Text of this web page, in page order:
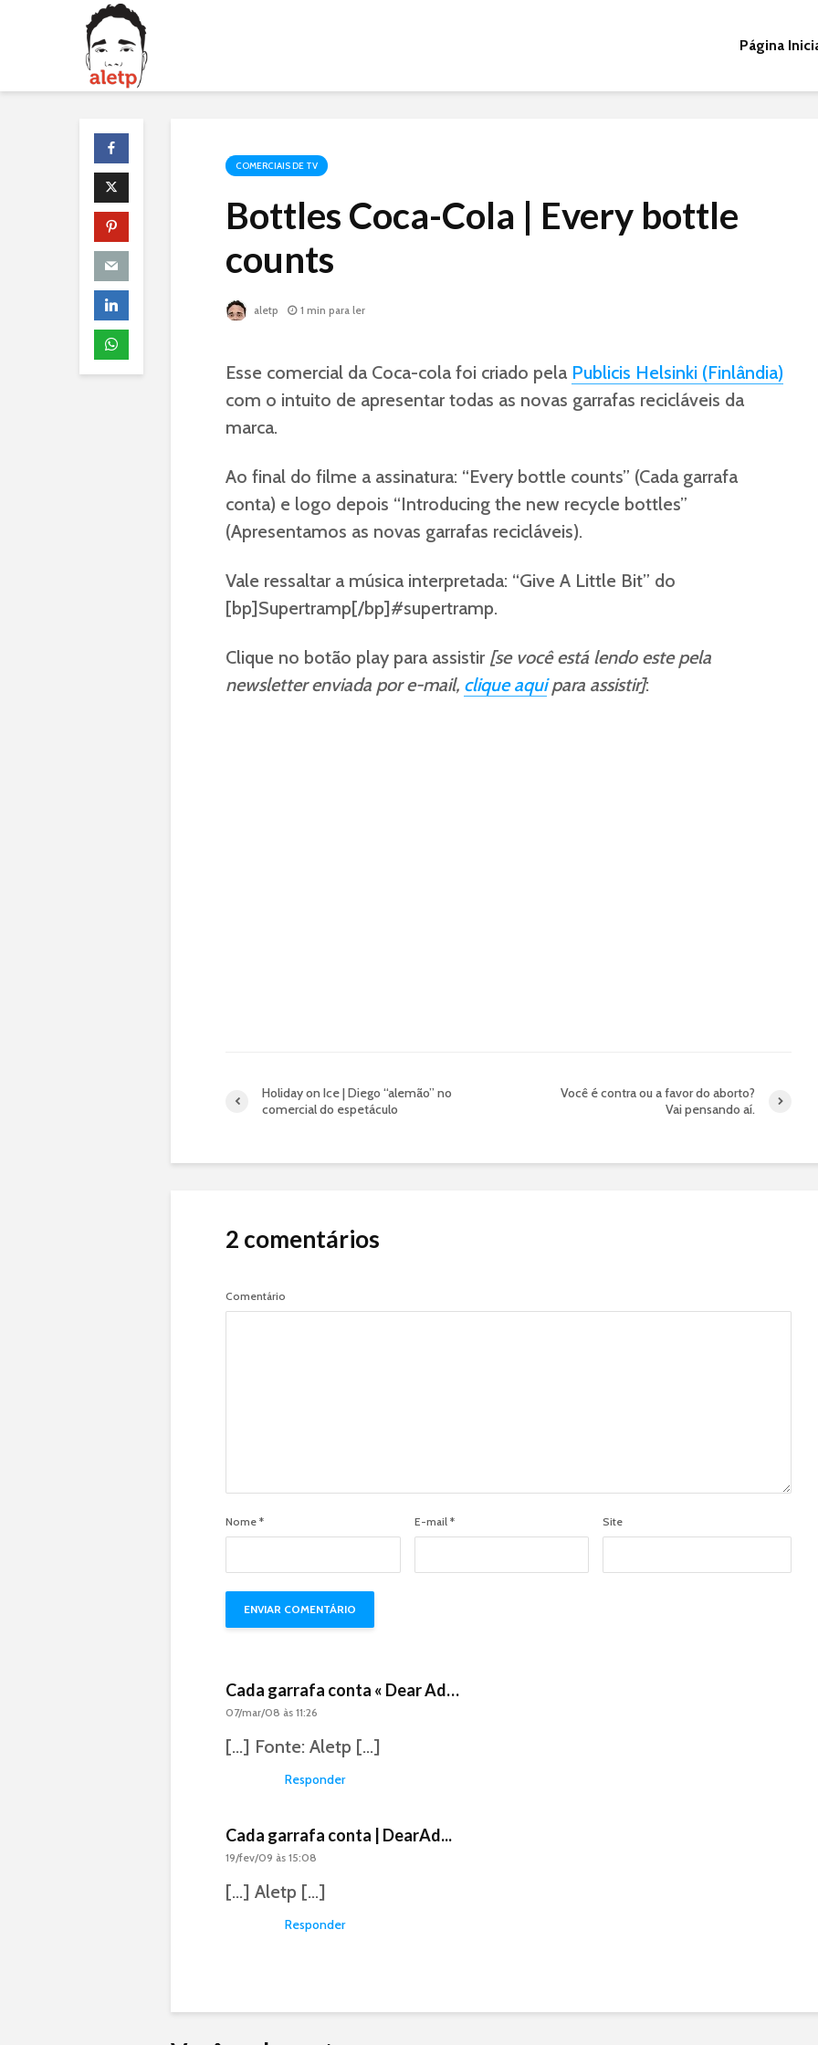
Página
COMERCIAIS DE TV
Bottles Coca-Cola | Every bottle
counts
aletp 1 min para ler
Esse comercial da Coca-cola foi criado pela Publicis Helsinki (Finlândia)
com o intuito de apresentar todas as novas garrafas recicláveis da
marca.
Ao final do filme a assinatura: “Every bottle counts” (Cada garrafa
conta) e logo depois “Introducing the new recycle bottles”
(Apresentamos as novas garrafas recicláveis).
Vale ressaltar a música interpretada: “Give A Little Bit” do
[bp]Supertramp[/bp]#supertramp.
Clique no botão play para assistir [se você está lendo este pela
newsletter enviada por e-mail, clique aquipara assistir]:
Holiday on Ice | Diego “alemão” no
comercial do espetáculo
Você é contra ou a favor do aborto?
Vai pensando aí.
2 comentários
Comentário
Nome * E-mail * Site
Cada garrafa conta « Dear Ad…
07/mar/08 às 11:26
[…] Fonte: Aletp […]
Responder
Cada garrafa conta | DearAd...
19/fev/09 às 15:08
[…] Aletp […]
Responder